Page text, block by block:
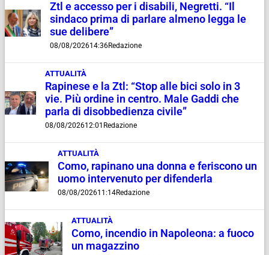
Ztl e accesso per i disabili, Negretti. “Il
sindaco prima di parlare almeno legga le
sue delibere”
08/08/202614:36Redazione
ATTUALITÀ
Rapinese e la Ztl: “Stop alle bici solo in 3
vie. Più ordine in centro. Male Gaddi che
parla di disobbedienza civile”
08/08/202612:01 Redazione
ATTUALITÀ
Como, rapinano una donna e feriscono un
uomo intervenuto per difenderla
08/08/202611:14Redazione
ATTUALITÀ
Como, incendio in Napoleona: a fuoco
un magazzino